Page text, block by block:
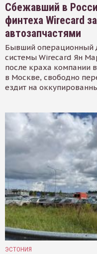
Сбежавший в
финтеха Wirecard
автозапчастями
Бывший операционный
системы Wirecard Ян
после краха компании
в Москве, свободно
ездит на
ЭСТОНИЯ